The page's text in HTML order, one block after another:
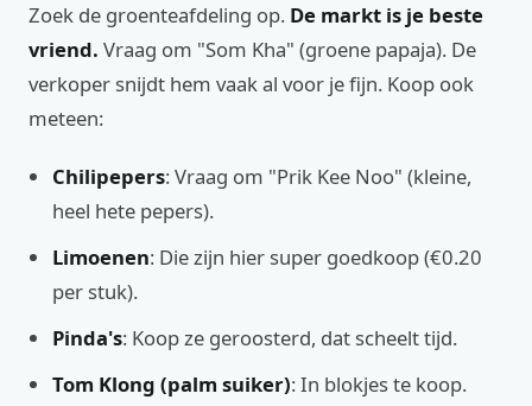
Zoek de groenteafdeling op. De markt is je beste
vriend. Vraag om "Som Kha" (groene papaja). De
verkoper snijdt hem vaak al voor je fijn. Koop ook
meteen:
Chilipepers: Vraag om "Prik Kee Noo" (kleine,
heel hete pepers).
Limoenen: Die zijn hier super goedkoop (€0.20
per stuk).
Pinda's: Koop ze geroosterd, dat scheelt tijd.
Tom Klong (palm suiker): In blokjes te koop.